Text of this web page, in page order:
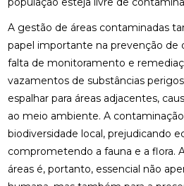
A gestão de áreas contaminadas
papel importante na prevenção de
falta de monitoramento e
vazamentos de substâncias
espalhar para áreas adjacentes,
ao meio ambiente. A
biodiversidade local, prejudicando
comprometendo a fauna e a flora.
áreas é, portanto, essencial não